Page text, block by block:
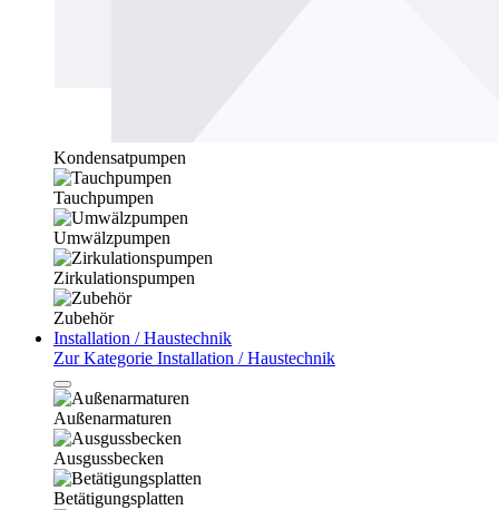
Kondensatpumpen
Tauchpumpen
Umwälzpumpen
Zirkulationspumpen
Zubehör
Installation / Haustechnik
Zur Kategorie Installation / Haustechnik
Außenarmaturen
Ausgussbecken
Betätigungsplatten